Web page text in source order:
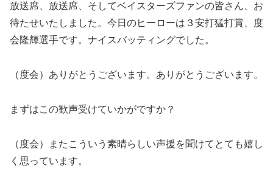
放送席、放送席、そしてベイスターズファンの皆さん、お
待たせいたしました。今日のヒーローは３安打猛打賞、度
会隆輝選手です。ナイスバッティングでした。
（度会）ありがとうございます。ありがとうございます。
まずはこの歓声受けていかがですか？
（度会）またこういう素晴らしい声援を聞けてとても嬉し
く思っています。